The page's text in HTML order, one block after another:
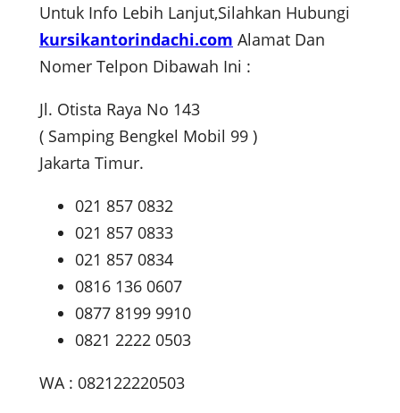
Untuk Info Lebih Lanjut,Silahkan Hubungi
kursikantorindachi.com Alamat Dan
Nomer Telpon Dibawah Ini :
Jl. Otista Raya No 143
( Samping Bengkel Mobil 99 )
Jakarta Timur.
021 857 0832
021 857 0833
021 857 0834
0816 136 0607
0877 8199 9910
0821 2222 0503
WA : 082122220503